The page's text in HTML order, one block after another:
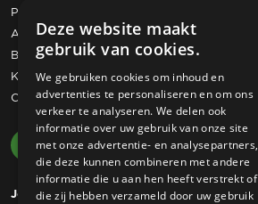
Privacy statement
Algemene voorwaarden
Bestelling retourneren
Klachtenregeling
Contact
Josta Tuinmachines
Deze website maakt
gebruik van cookies.
We gebruiken cookies om inhoud en
advertenties te personaliseren en om ons
verkeer te analyseren. We delen ook
informatie over uw gebruik van onze site
met onze advertentie- en analysepartners,
die deze kunnen combineren met andere
informatie die u aan hen heeft verstrekt of
die zij hebben verzameld door uw gebruik